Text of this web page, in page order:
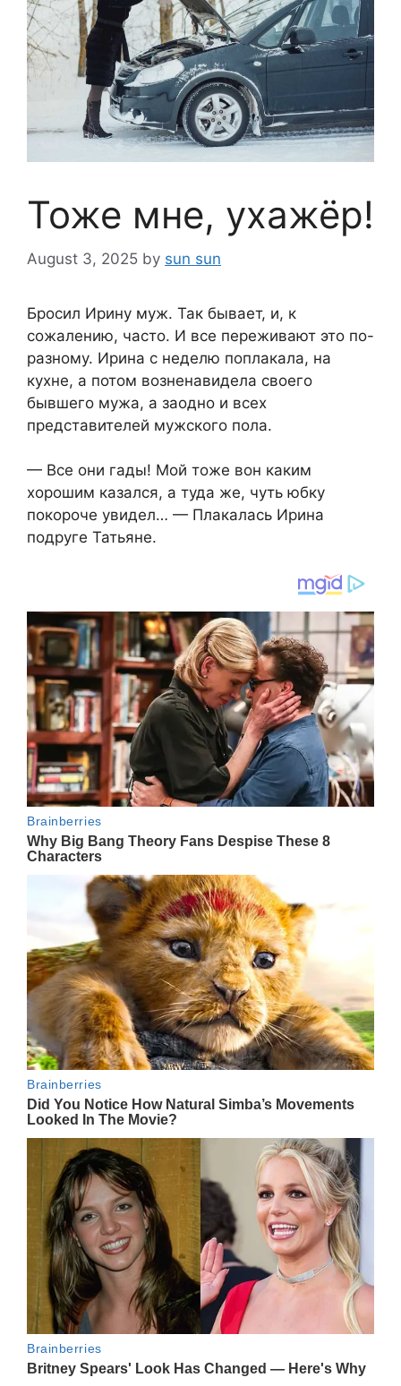
Тоже мне, ухажёр!
August 3, 2025 by sun sun
Бросил Ирину муж. Так бывает, и, к
сожалению, часто. И все переживают это по-
разному. Ирина с неделю поплакала, на
кухне, а потом возненавидела своего
бывшего мужа, а заодно и всех
представителей мужского пола.
— Все они гады! Мой тоже вон каким
хорошим казался, а туда же, чуть юбку
покороче увидел… — Плакалась Ирина
подруге Татьяне.